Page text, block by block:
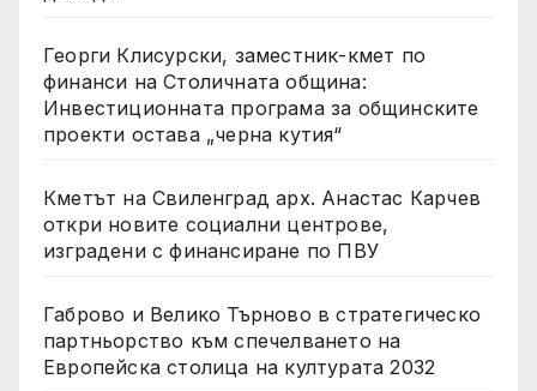
Георги Клисурски, заместник-кмет по
финанси на Столичната община:
Инвестиционната програма за общинските
проекти остава „черна кутия“
Кметът на Свиленград арх. Анастас Карчев
откри новите социални центрове,
изградени с финансиране по ПВУ
Габрово и Велико Търново в стратегическо
партньорство към спечелването на
Европейска столица на културата 2032